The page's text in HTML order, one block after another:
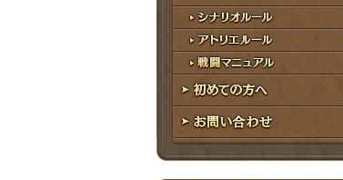
ゲームマニュアル
シナリオルール
アトリエルール
戦闘マニュアル
初めての方へ
お問い合わせ